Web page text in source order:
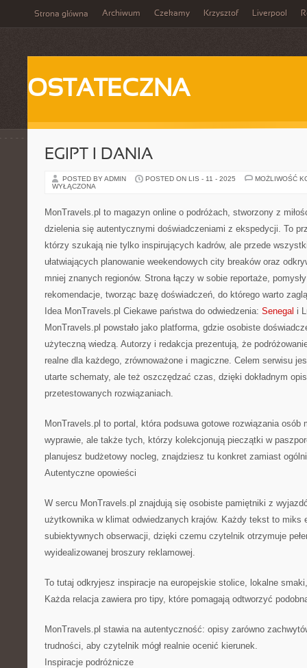
Strona główna Archiwum Czekamy Krzysztof Liverpool
OSTATECZNA
EGIPT I DANIA
POSTED BY ADMIN POSTED ON LIS - 11 - 2025
MOŻLIWOŚĆ
WYŁĄCZONA
MonTravels.pl to magazyn online o podróżach, stworzony z
dzielenia się autentycznymi doświadczeniami z ekspedycji. To
którzy szukają nie tylko inspirujących kadrów, ale przede
ułatwiających planowanie weekendowych city breaków oraz
mniej znanych regionów. Strona łączy w sobie reportaże,
rekomendacje, tworząc bazę doświadczeń, do którego warto
Idea MonTravels.pl Ciekawe państwa do odwiedzenia: Senegal i
MonTravels.pl powstało jako platforma, gdzie osobiste
użyteczną wiedzą. Autorzy i redakcja prezentują, że
realne dla każdego, zrównoważone i magiczne. Celem serwisu
utarte schematy, ale też oszczędzać czas, dzięki dokładnym
przetestowanych rozwiązaniach.
MonTravels.pl to portal, która podsuwa gotowe rozwiązania osób
wyprawie, ale także tych, którzy kolekcjonują pieczątki w
planujesz budżetowy nocleg, znajdziesz tu konkret zamiast
Autentyczne opowieści
W sercu MonTravels.pl znajdują się osobiste pamiętniki z
użytkownika w klimat odwiedzanych krajów. Każdy tekst to miks
subiektywnych obserwacji, dzięki czemu czytelnik otrzymuje
wyidealizowanej broszury reklamowej.
To tutaj odkryjesz inspiracje na europejskie stolice, lokalne
Każda relacja zawiera pro tipy, które pomagają odtworzyć
MonTravels.pl stawia na autentyczność: opisy zarówno
trudności, aby czytelnik mógł realnie ocenić kierunek.
Inspiracje podróżnicze